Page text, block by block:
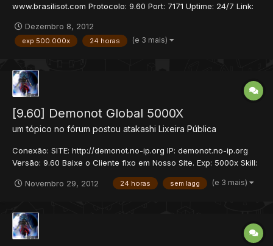
www.brasilisot.com Protocolo: 9.60 Port: 7171 Uptime: 24/7 Link:
ExP: 500000x -Skill: 3000x -Magic: 1000x -Loot: 15x Mapa
Azeroth Personalizado. N...
Dezembro 8, 2012
exp 500.000x 24 horas (e 3 mais)
[9.60] Demonot Global 5000X
um tópico no fórum postou atakashi Lixeira Pública
Conexão: SITE: http://demonot.no-ip.org IP: demonot.no-ip.org
Versão: 9.60 Baixe o Cliente fixo em Nosso Site. Exp: 5000x Skill:
annd Gray Island -...
Novembro 29, 2012 24 horas sem lagg (e 3 mais)